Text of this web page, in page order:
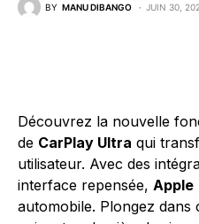
BY MANU DIBANGO JUIN 30,
Découvrez la nouvelle
de CarPlay Ultra qui
utilisateur. Avec des
interface repensée, Apple
automobile. Plongez